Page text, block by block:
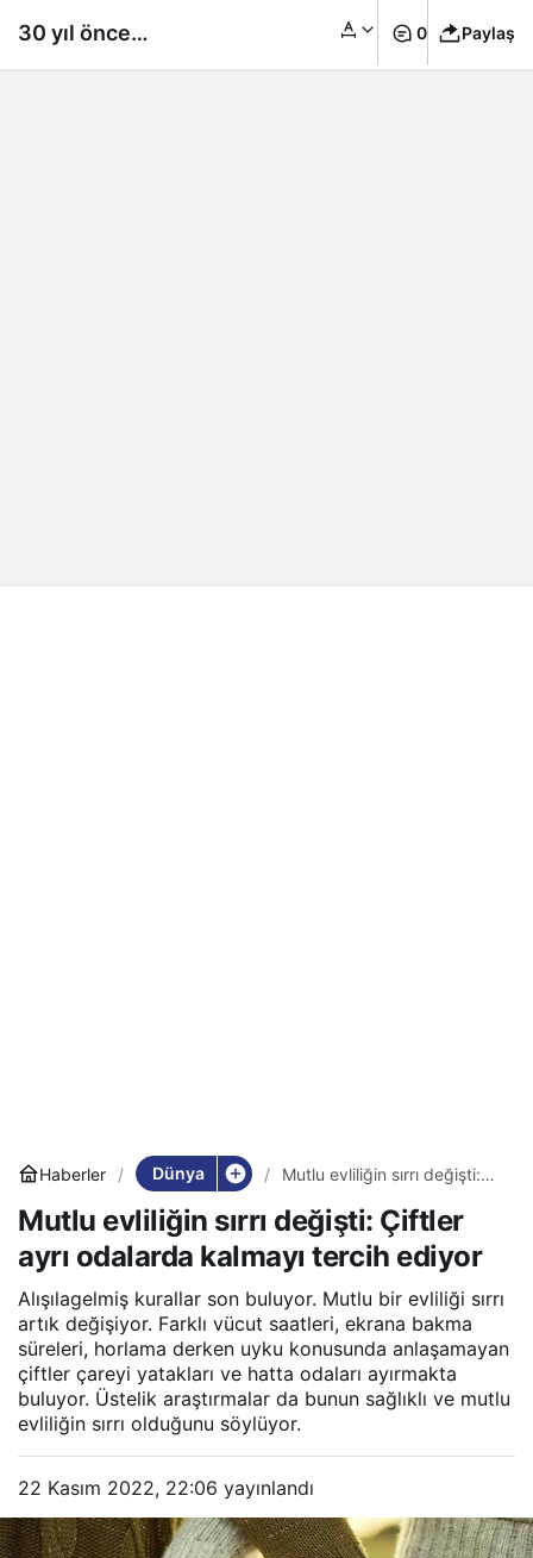
Haberler Dünya
Mutlu evliliğin sırrı değişti:
tercih ediyor
Mutlu evliliğin sırrı değişti: Çiftler
ayrı odalarda kalmayı tercih ediyor
Alışılagelmiş kurallar son buluyor. Mutlu bir evliliği sırrı
artık değişiyor. Farklı vücut saatleri, ekrana bakma
süreleri, horlama derken uyku konusunda anlaşamayan
çiftler çareyi yatakları ve hatta odaları ayırmakta
buluyor. Üstelik araştırmalar da bunun sağlıklı ve mutlu
evliliğin sırrı olduğunu söylüyor.
22 Kasım 2022, 22:06 yayınlandı
30 yıl önce 0 Paylaş